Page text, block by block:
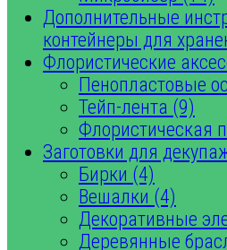
Дополнительные
контейнеры для
Флористические
Пенопластовые
Тейп-лента (9)
Флористическая
Заготовки для
Бирки (4)
Вешалки (4)
Декоративные
Деревянные